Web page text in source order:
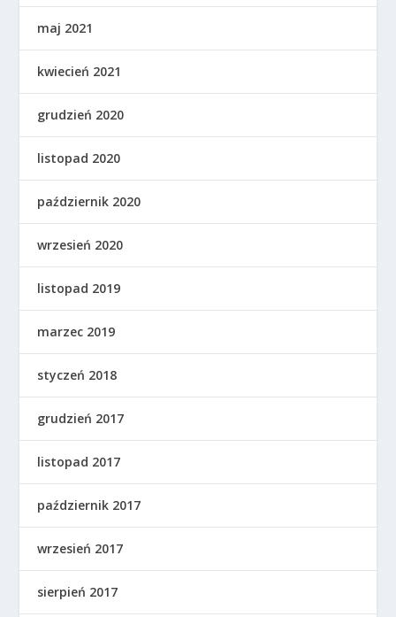
maj 2021
kwiecień 2021
grudzień 2020
listopad 2020
październik 2020
wrzesień 2020
listopad 2019
marzec 2019
styczeń 2018
grudzień 2017
listopad 2017
październik 2017
wrzesień 2017
sierpień 2017